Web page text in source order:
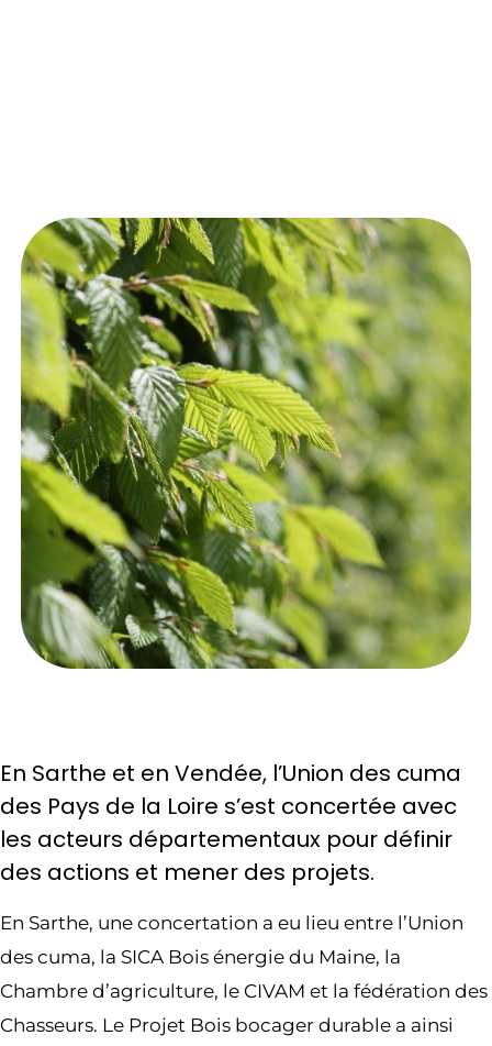
En Sarthe et en Vendée, l’Union des cuma
des Pays de la Loire s’est concertée avec
les acteurs départementaux pour définir
des actions et mener des projets.
En Sarthe, une concertation a eu lieu entre l’Union
des cuma, la SICA Bois énergie du Maine, la
Chambre d’agriculture, le CIVAM et la fédération des
Chasseurs. Le Projet Bois bocager durable a ainsi